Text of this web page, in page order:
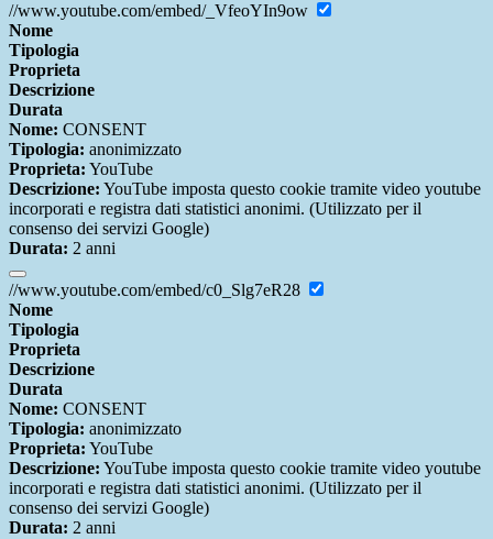
//www.youtube.com/embed/_VfeoYIn9ow
Nome
Tipologia
Proprieta
Descrizione
Durata
Nome: CONSENT
Tipologia: anonimizzato
Proprieta: YouTube
Descrizione: YouTube imposta questo cookie tramite video youtube
incorporati e registra dati statistici anonimi. (Utilizzato per il
consenso dei servizi Google)
Durata: 2 anni
//www.youtube.com/embed/c0_Slg7eR28
Nome
Tipologia
Proprieta
Descrizione
Durata
Nome: CONSENT
Tipologia: anonimizzato
Proprieta: YouTube
Descrizione: YouTube imposta questo cookie tramite video youtube
incorporati e registra dati statistici anonimi. (Utilizzato per il
consenso dei servizi Google)
Durata: 2 anni